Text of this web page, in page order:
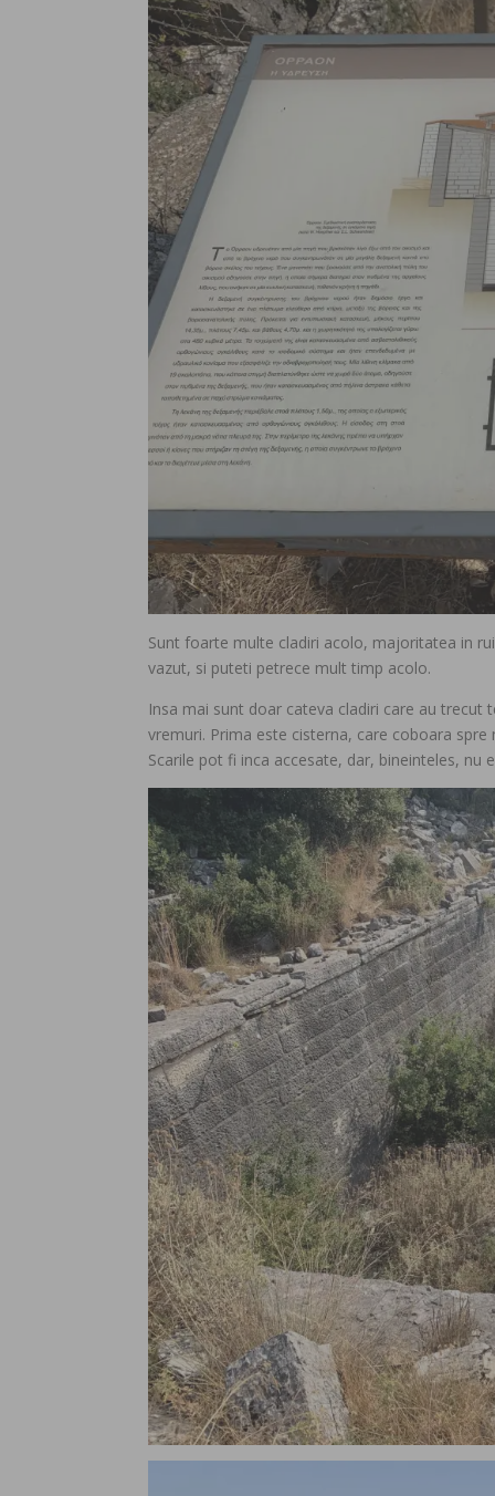
Sunt foarte multe cladiri acolo, majoritatea in
vazut, si puteti petrece mult timp acolo.
Insa mai sunt doar cateva cladiri care au
vremuri. Prima este cisterna, care coboara
Scarile pot fi inca accesate, dar, bineinteles, nu